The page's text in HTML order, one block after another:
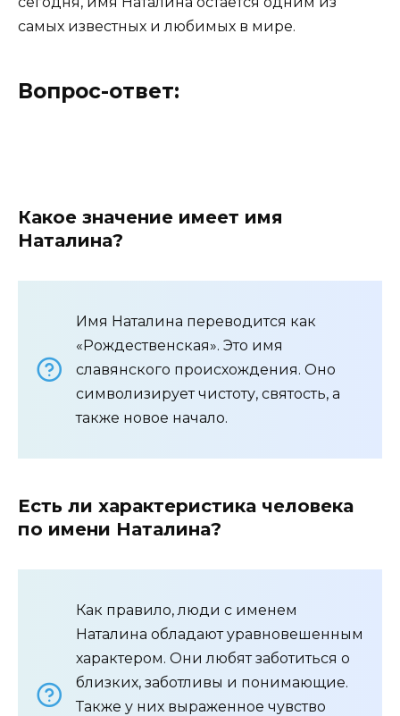
самых известных и любимых в мире.
Вопрос-ответ:
Какое значение имеет имя
Наталина?
Имя Наталина переводится как
«Рождественская». Это имя
славянского происхождения. Оно
символизирует чистоту, святость, а
также новое начало.
Есть ли характеристика человека
по имени Наталина?
Как правило, люди с именем
Наталина обладают уравновешенным
характером. Они любят заботиться о
близких, заботливы и понимающие.
Также у них выраженное чувство